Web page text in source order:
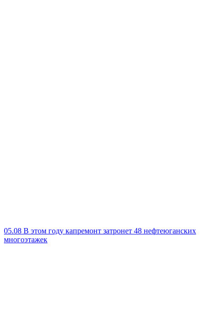
05.08 В этом году капремонт затронет 48 нефтеюганских
многоэтажек